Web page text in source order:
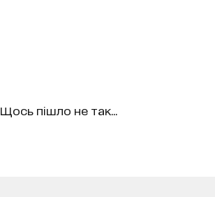
Щось пішло не так...